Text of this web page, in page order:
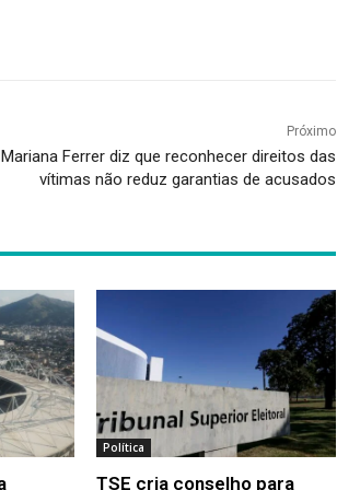
Próximo
Mariana Ferrer diz que reconhecer direitos das
vítimas não reduz garantias de acusados
Política
TSE cria conselho para